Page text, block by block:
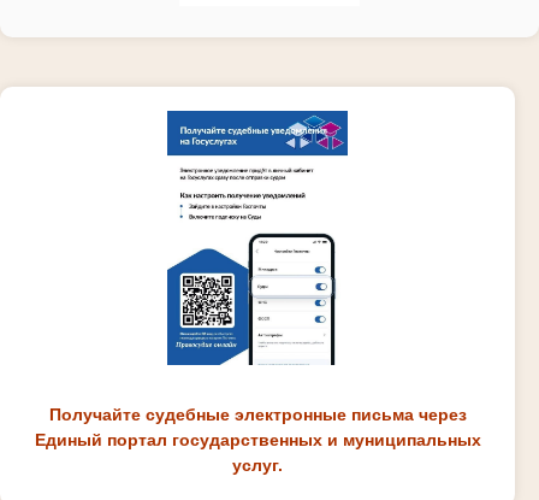
Получайте судебные электронные письма через
Единый портал государственных и муниципальных
услуг.